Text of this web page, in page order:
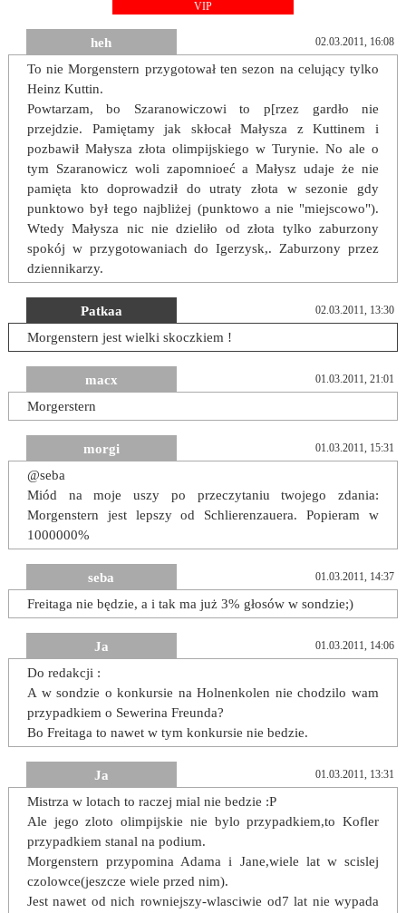
VIP
heh 02.03.2011, 16:08
To nie Morgenstern przygotował ten sezon na celujący tylko
Heinz Kuttin.
Powtarzam, bo Szaranowiczowi to p[rzez gardło nie
przejdzie. Pamiętamy jak skłocał Małysza z Kuttinem i
pozbawił Małysza złota olimpijskiego w Turynie. No ale o
tym Szaranowicz woli zapomnioeć a Małysz udaje że nie
pamięta kto doprowadził do utraty złota w sezonie gdy
punktowo był tego najbliżej (punktowo a nie "miejscowo").
Wtedy Małysza nic nie dzieliło od złota tylko zaburzony
spokój w przygotowaniach do Igerzysk,. Zaburzony przez
dziennikarzy.
Patkaa 02.03.2011, 13:30
Morgenstern jest wielki skoczkiem !
macx 01.03.2011, 21:01
Morgerstern
morgi 01.03.2011, 15:31
@seba
Miód na moje uszy po przeczytaniu twojego zdania:
Morgenstern jest lepszy od Schlierenzauera. Popieram w
1000000%
seba 01.03.2011, 14:37
Freitaga nie będzie, a i tak ma już 3% głosów w sondzie;)
Ja 01.03.2011, 14:06
Do redakcji :
A w sondzie o konkursie na Holnenkolen nie chodzilo wam
przypadkiem o Sewerina Freunda?
Bo Freitaga to nawet w tym konkursie nie bedzie.
Ja 01.03.2011, 13:31
Mistrza w lotach to raczej mial nie bedzie :P
Ale jego zloto olimpijskie nie bylo przypadkiem,to Kofler
przypadkiem stanal na podium.
Morgenstern przypomina Adama i Jane,wiele lat w scislej
czolowce(jeszcze wiele przed nim).
Jest nawet od nich rowniejszy-wlasciwie od7 lat nie wypada